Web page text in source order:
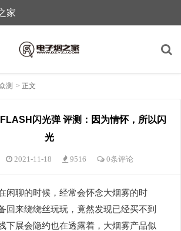
家
测 > 正文
FLASH闪光弹 评测：因为情怀，所以闪
光
2021-11-18 9516 0条评论
闲聊的时候，经常会怀念大烟雾的时
回来绕绕丝玩玩，竟然发现已经买不到
下展会隐约也在透露着，大烟雾产品似